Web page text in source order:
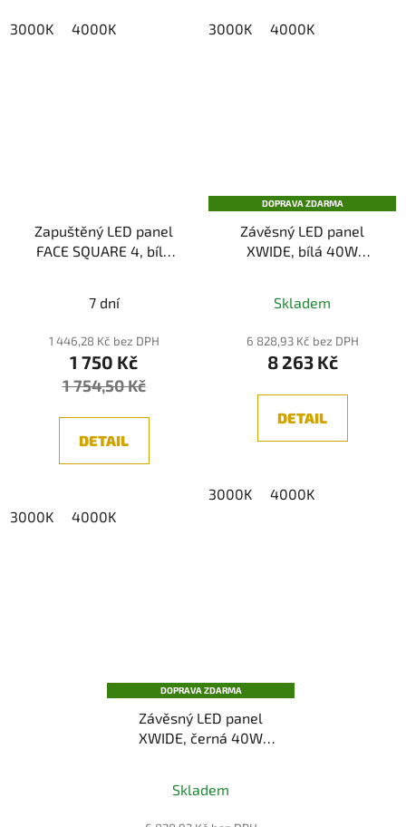
3000K 4000K 3000K 4000K
Zapuštěný LED panel
FACE SQUARE 4, bílá
7 dní
1 446,28 Kč bez DPH
1 750 Kč
1 754,50 Kč
DETAIL
3000K 4000K
DOPRAVA ZDARMA
Závěsný LED panel
XWIDE, bílá 40W
Skladem
6 828,93 Kč bez DPH
8 263 Kč
DETAIL
3000K 4000K
DOPRAVA ZDARMA
Závěsný LED panel
XWIDE, černá 40W
Skladem